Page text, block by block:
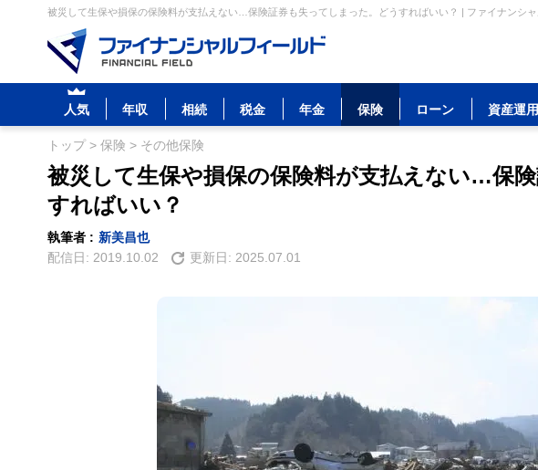
被災して生保や損保の保険料が支払えない…保険証券も失ってしまった。どうすればいい？ | ファイナンシ
人気 年収 相続 税金 年金 保険 ローン 資産運用
トップ> 保険 > その他保険
被災して生保や損保の保険料が支払えない…保
すればいい？
執筆者 : 新美昌也
配信日: 2019.10.02 更新日: 2025.07.01